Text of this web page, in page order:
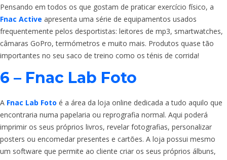
Pensando em todos os que gostam de praticar exercício físico, a
Fnac Active apresenta uma série de equipamentos usados
frequentemente pelos desportistas: leitores de mp3, smartwatches,
câmaras GoPro, termómetros e muito mais. Produtos quase tão
importantes no seu saco de treino como os ténis de corrida!
6 – Fnac Lab Foto
A Fnac Lab Foto é a área da loja online dedicada a tudo aquilo que
encontraria numa papelaria ou reprografia normal. Aqui poderá
imprimir os seus próprios livros, revelar fotografias, personalizar
posters ou encomedar presentes e cartões. A loja possui mesmo
um software que permite ao cliente criar os seus próprios álbuns,